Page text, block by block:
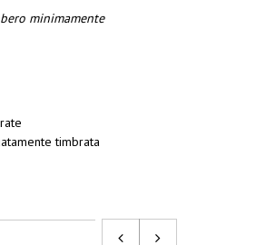
minimamente
timbrata